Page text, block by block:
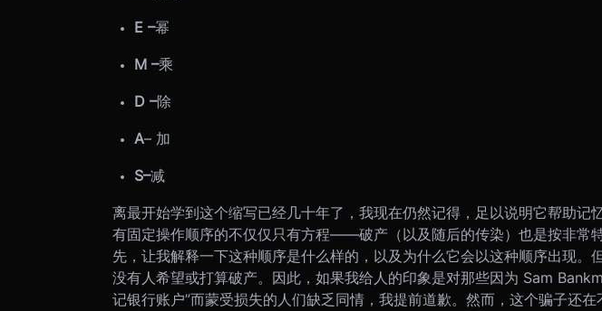
E –幂
M –乘
D –除
A– 加
S–减
离最开始学到这个缩写已经几十年了，我现在仍然记得，足以说明它帮助记
有固定操作顺序的不仅仅只有方程——破产（以及随后的传染）也是按非常
先，让我解释一下这种顺序是什么样的，以及为什么它会以这种顺序出现。
没有人希望或打算破产。因此，如果我给人的印象是对那些因为 Sam
记银行账户”而蒙受损失的人们缺乏同情，我提前道歉。然而，这个骗子还在